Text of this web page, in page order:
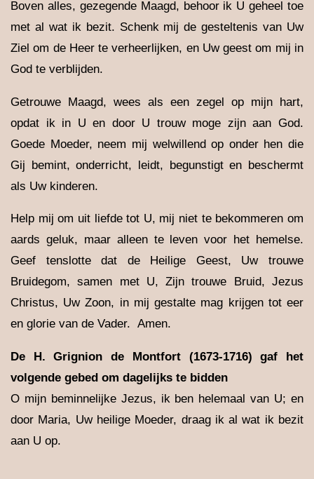
Boven alles, gezegende Maagd, behoor ik U geheel toe
met al wat ik bezit. Schenk mij de gesteltenis van Uw
Ziel om de Heer te verheerlijken, en Uw geest om mij in
God te verblijden.
Getrouwe Maagd, wees als een zegel op mijn hart,
opdat ik in U en door U trouw moge zijn aan God.
Goede Moeder, neem mij welwillend op onder hen die
Gij bemint, onderricht, leidt, begunstigt en beschermt
als Uw kinderen.
Help mij om uit liefde tot U, mij niet te bekommeren om
aards geluk, maar alleen te leven voor het hemelse.
Geef tenslotte dat de Heilige Geest, Uw trouwe
Bruidegom, samen met U, Zijn trouwe Bruid, Jezus
Christus, Uw Zoon, in mij gestalte mag krijgen tot eer
en glorie van de Vader. Amen.
De H. Grignion de Montfort (1673-1716) gaf het
volgende gebed om dagelijks te bidden
O mijn beminnelijke Jezus, ik ben helemaal van U; en
door Maria, Uw heilige Moeder, draag ik al wat ik bezit
aan U op.